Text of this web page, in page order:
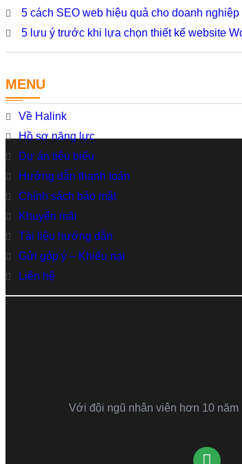
5 cách SEO web hiệu quả cho doanh
5 lưu ý trước khi lựa chọn thiết kế website
MENU
Về Halink
Hồ sơ năng lực
Dự án tiêu biểu
Hướng dẫn thanh toán
Chính sách bảo mật
Khuyến mãi
Tài liệu hướng dẫn
Gửi góp ý – Khiếu nại
Liên hệ
Với đội ngũ nhân viên hơn 10